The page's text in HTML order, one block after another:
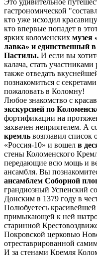
гастрономической
кто уже исходил
кто впервые попадет в
ярких коломенских музея
лавка» и единственный
Пастилы. И если вы
калача, стать
также отведать
познакомиться с
пожаловать в Коломну!
Любое знакомство с
экскурсией по
фортификации на
захвачен неприятелем. А
кремль возглавил список
«Россия-10» и вошел в
стены Коломенского
передающие всю мощь и
ансамбля. Вы
ансамблем Соборной
грандиозный Успенский
Донским в 1379 году в
Полюбуетесь
примыкающей к ней
старинной
Покровской церковью
отреставрированной
И за стенами Кремля